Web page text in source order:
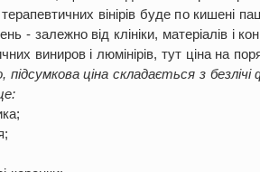
вінірів буде по кишені
- залежно від клініки, матеріалів і
виниров і люмінірів, тут ціна на
підсумкова ціна складається з